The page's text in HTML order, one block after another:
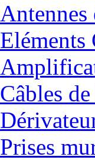
Antennes
Câbles
Prises